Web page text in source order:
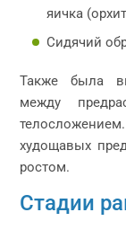
яичка
Сидячий
Также была
между
худощавых
ростом.
Стадии